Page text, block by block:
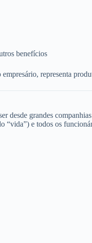
benefícios
representa
desde grandes
e todos os